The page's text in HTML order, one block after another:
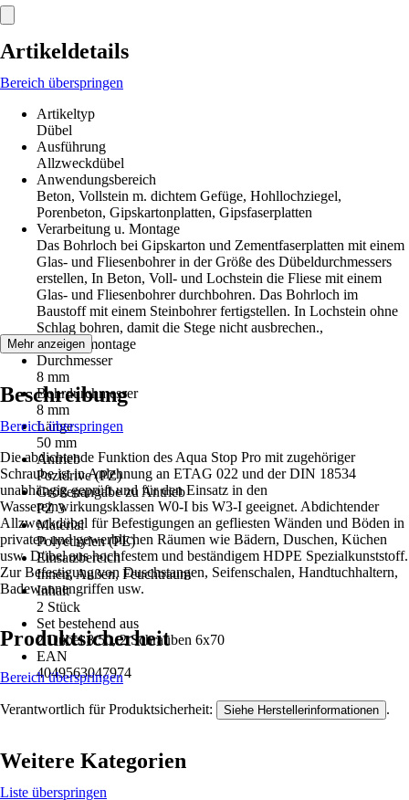
Artikeldetails
Bereich überspringen
Artikeltyp
Dübel
Ausführung
Allzweckdübel
Anwendungsbereich
Beton, Vollstein m. dichtem Gefüge, Hohllochziegel,
Porenbeton, Gipskartonplatten, Gipsfaserplatten
Verarbeitung u. Montage
Das Bohrloch bei Gipskarton und Zementfaserplatten mit einem
Glas- und Fliesenbohrer in der Größe des Dübeldurchmessers
erstellen, In Beton, Voll- und Lochstein die Fliese mit einem
Glas- und Fliesenbohrer durchbohren. Das Bohrloch im
Baustoff mit einem Steinbohrer fertigstellen. In Lochstein ohne
Schlag bohren, damit die Stege nicht ausbrechen.,
Vorsteckmontage
Durchmesser
8 mm
Bohrdurchmesser
8 mm
Länge
50 mm
Antrieb
Pozidrive (PZ)
Größenangabe zu Antrieb
PZ 3
Material
Polyethylen (PE)
Einsatzbereich
Innen, Außen, Feuchtraum
Inhalt
2 Stück
Set bestehend aus
2 Dübel 8/50, 2 Schrauben 6x70
EAN
4049563047974
Mehr anzeigen
Beschreibung
Bereich überspringen
Die abdichtende Funktion des Aqua Stop Pro mit zugehöriger
Schraube ist in Anlehnung an ETAG 022 und der DIN 18534
unabhängig geprüft und für den Einsatz in den
Wassereinwirkungsklassen W0-I bis W3-I geeignet. Abdichtender
Allzweckdübel für Befestigungen an gefliesten Wänden und Böden in
privaten und gewerblichen Räumen wie Bädern, Duschen, Küchen
usw. Dübel aus hochfestem und beständigem HDPE Spezialkunststoff.
Zur Befestigung von Duschstangen, Seifenschalen, Handtuchhaltern,
Badewannengriffen usw.
Produktsicherheit
Bereich überspringen
Verantwortlich für Produktsicherheit: Siehe Herstellerinformationen .
Weitere Kategorien
Liste überspringen